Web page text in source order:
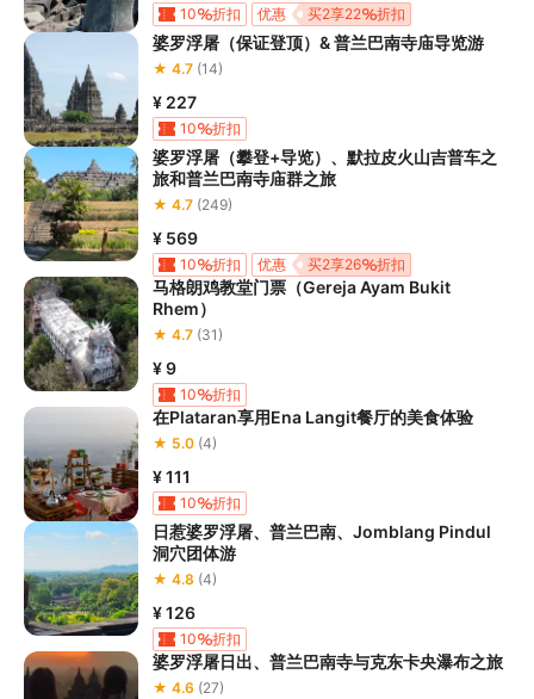
10 折扣 买2享22 折扣
优惠
婆罗浮屠（保证登顶）& 普兰巴南寺庙导览游
★ 4.7 (14)
¥ 227
10 折扣
婆罗浮屠（攀登+导览）、默拉皮火山吉普车之
旅和普兰巴南寺庙群之旅
★ 4.7 (249)
¥ 569
10 折扣 买2享26 折扣
优惠
马格朗鸡教堂门票（Gereja Ayam Bukit
Rhem）
★ 4.7 (31)
¥ 9
10 折扣
在Plataran享用Ena Langit餐厅的美食体验
★ 5.0 (4)
¥ 111
10 折扣
日惹婆罗浮屠、普兰巴南、Jomblang Pindul
洞穴团体游
★ 4.8 (4)
¥ 126
10 折扣
婆罗浮屠日出、普兰巴南寺与克东卡央瀑布之旅
★ 4.6 (27)